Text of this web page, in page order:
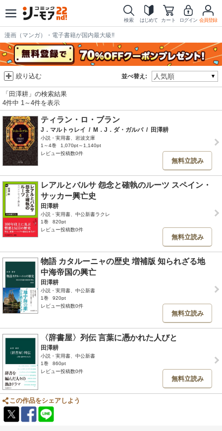
検索 はじめて カート ログイン 会員登録
漫画（マンガ）・電子書籍が国内最大級!!
並べ替え:
絞り込む
「田澤耕」の検索結果
4件中 1～4件を表示
ティラン・ロ・ブラン
J．マルトゥレイ / M．J．ダ・ガルバ / 田澤耕
小説・実用書、岩波文庫
1～4巻
1,070pt～1,140pt
レビュー投稿数0件
無料立読み
レアルとバルサ 怨念と確執のルーツ スペイン・
サッカー興亡史
田澤耕
小説・実用書、中公新書ラクレ
1巻
820pt
レビュー投稿数0件
無料立読み
物語 カタルーニャの歴史 増補版 知られざる地
中海帝国の興亡
田澤耕
小説・実用書、中公新書
1巻
920pt
レビュー投稿数0件
無料立読み
〈辞書屋〉列伝 言葉に憑かれた人びと
田澤耕
小説・実用書、中公新書
1巻
860pt
レビュー投稿数0件
無料立読み
この作品をシェアしよう